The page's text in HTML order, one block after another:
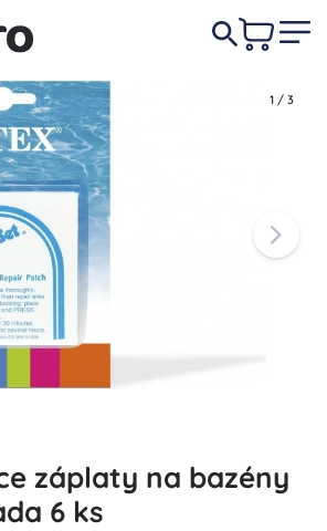
1 / 3
záplaty na bazény
6 ks
€ Do košíka